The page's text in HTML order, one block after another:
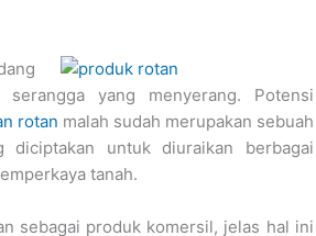
yang menyerang. Potensi
rotan malah sudah merupakan sebuah
diciptakan untuk diuraikan berbagai
tanah.
sebagai produk komersil, jelas hal ini